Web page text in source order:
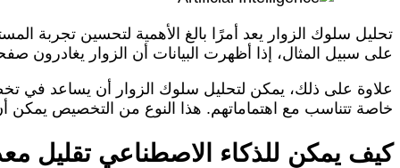
تحليل سلوك الزوار يعد أمرًا بالغ الأهمية لتحسين تجربة
على سبيل المثال، إذا أظهرت البيانات أن الزوار
علاوة على ذلك، يمكن لتحليل سلوك الزوار أن يساعد في
خاصة تتناسب مع اهتماماتهم. هذا النوع من التخصيص يمكن
كيف يمكن للذكاء الاصطناعي تقليل